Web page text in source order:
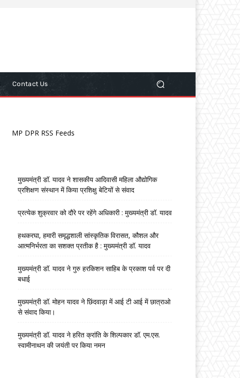
Contact Us
MP DPR RSS Feeds
मुख्यमंत्री डॉ. यादव ने शासकीय आदिवासी महिला औद्योगिक
प्रशिक्षण संस्थान में किया प्रशिक्षु बेटियों से संवाद
प्रत्येक शुक्रवार को दौरे पर रहेंगे अधिकारी : मुख्यमंत्री डॉ. यादव
हथकरघा, हमारी समृद्धशाली सांस्कृतिक विरासत, कौशल और
आत्मनिर्भरता का सशक्त प्रतीक है : मुख्यमंत्री डॉ. यादव
मुख्यमंत्री डॉ. यादव ने गुरु हरकिशन साहिब के प्रकाश पर्व पर दी
बधाई
मुख्यमंत्री डॉ. मोहन यादव ने छिंदवाड़ा में आई टी आई में छात्राओ
से संवाद किया।
मुख्यमंत्री डॉ. यादव ने हरित क्रांति के शिल्पकार डॉ. एम.एस.
स्वामीनाथन की जयंती पर किया नमन